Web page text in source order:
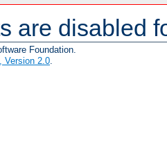
are disabled
Foundation.
Version 2.0